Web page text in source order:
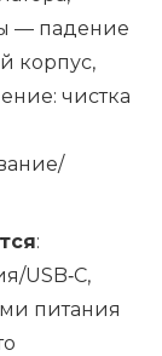
— падение
корпус,
чистка
:
USB‑C,
питания